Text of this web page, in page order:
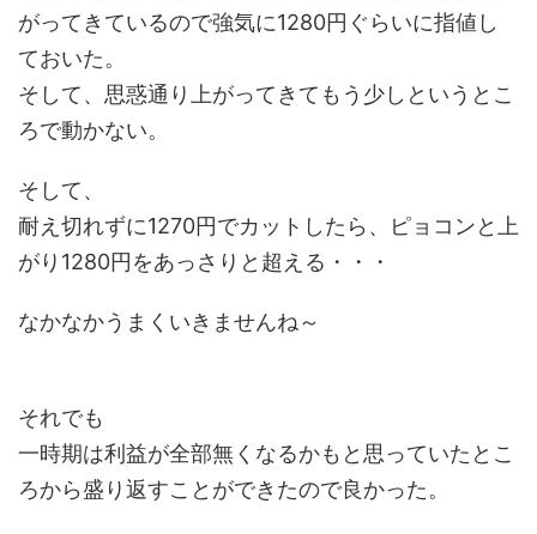
がってきているので強気に1280円ぐらいに指値し
ておいた。
そして、思惑通り上がってきてもう少しというとこ
ろで動かない。
そして、
耐え切れずに1270円でカットしたら、ピョコンと上
がり1280円をあっさりと超える・・・
なかなかうまくいきませんね～
それでも
一時期は利益が全部無くなるかもと思っていたとこ
ろから盛り返すことができたので良かった。